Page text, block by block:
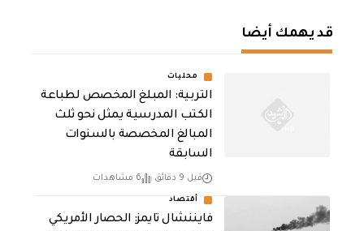
قد يهمك أيضا
محليات
التربية: المبلغ المخصص لطباعة
الكتب المدرسية يمثل نحو ثلث
المبالغ المخصصة بالسنوات
السابقة
قبل 9 دقائق 6 مشاهدات
أقتصاد
فايننشال تايمز: الحصار الأمريكي